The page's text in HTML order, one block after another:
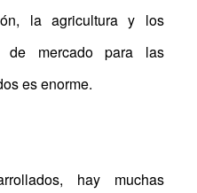
la agricultura y los
de mercado para las
es enorme.
hay muchas